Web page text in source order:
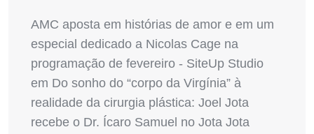
AMC aposta em histórias de amor e em um
especial dedicado a Nicolas Cage na
programação de fevereiro - SiteUp Studio
em Do sonho do “corpo da Virgínia” à
realidade da cirurgia plástica: Joel Jota
recebe o Dr. Ícaro Samuel no Jota Jota